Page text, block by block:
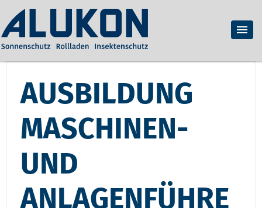
AUSBILDUNG
MASCHINEN-
UND
ANLAGENFÜHRE